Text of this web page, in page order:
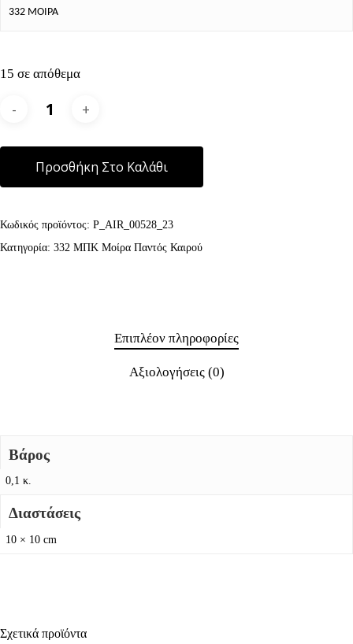
332 ΜΟΙΡΑ
15 σε απόθεμα
Προσθήκη Στο Καλάθι
Κωδικός προϊόντος: P_AIR_00528_23
Κατηγορία: 332 ΜΠΚ Μοίρα Παντός Καιρού
Επιπλέον πληροφορίες
Αξιολογήσεις (0)
Βάρος
0,1 κ.
Διαστάσεις
10 × 10 cm
Σχετικά προϊόντα